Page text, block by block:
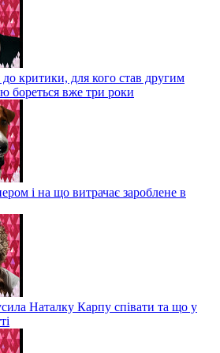
критики, для кого став другим
бореться вже три роки
і на що витрачає зароблене в
Наталку Карпу співати та що у